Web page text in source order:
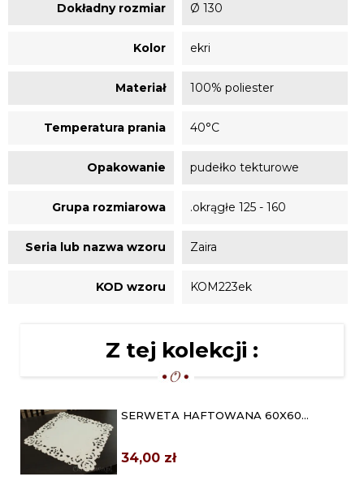
Dokładny rozmiar Ø 130
Kolor ekri
Materiał 100% poliester
Temperatura prania 40°C
Opakowanie pudełko tekturowe
Grupa rozmiarowa .okrągłe 125 - 160
Seria lub nazwa wzoru Zaira
KOD wzoru KOM223ek
Z tej kolekcji :
SERWETA HAFTOWANA 60X60
34,00 zł